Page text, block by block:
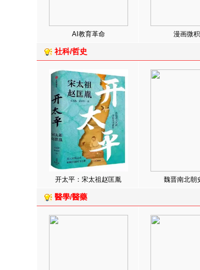
AI教育革命 漫画微
社科/哲史
开太平：宋太祖赵匡胤 魏晋南北朝
醫學/醫藥